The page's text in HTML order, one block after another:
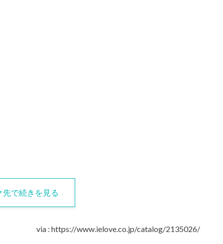
先で続きを見る
via : https://www.ielove.co.jp/catalog/2135026/